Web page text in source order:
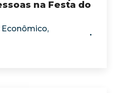
na Festa do
,